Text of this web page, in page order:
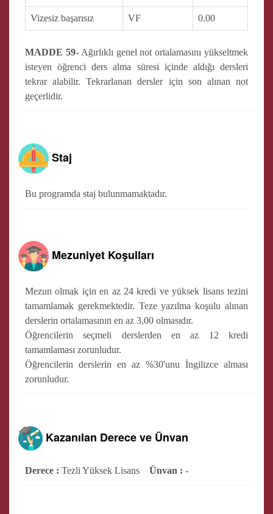
Vizesiz başarısız VF 0.00
MADDE 59-Ağırlıklı genel not ortalamasını yükseltmek
isteyen öğrenci ders alma süresi içinde aldığı dersleri
tekrar alabilir. Tekrarlanan dersler için son alınan not
geçerlidir.
Staj
Bu programda staj bulunmamaktadır.
Mezuniyet Koşulları
Mezun olmak için en az 24 kredi ve yüksek lisans tezini
tamamlamak gerekmektedir. Teze yazılma koşulu alınan
derslerin ortalamasının en az 3,00 olmasıdır.
Öğrencilerin seçmeli derslerden en az 12 kredi
tamamlaması zorunludur.
Öğrencilerin derslerin en az %30'unu İngilizce alması
zorunludur.
Kazanılan Derece ve Ünvan
Derece : Tezli Yüksek Lisans Ünvan : -